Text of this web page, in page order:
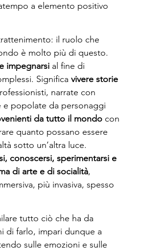
a elemento positivo
il ruolo che
è molto più di questo.
impegnarsi al fine di
Significa vivere storie
narrate con
e popolate da personaggi
da tutto il mondo con
quanto possano essere
sotto un’altra luce.
conoscersi, sperimentarsi e
di arte e di socialità,
più invasiva, spesso
tutto ciò che ha da
di farlo, impari dunque a
sulle emozioni e sulle